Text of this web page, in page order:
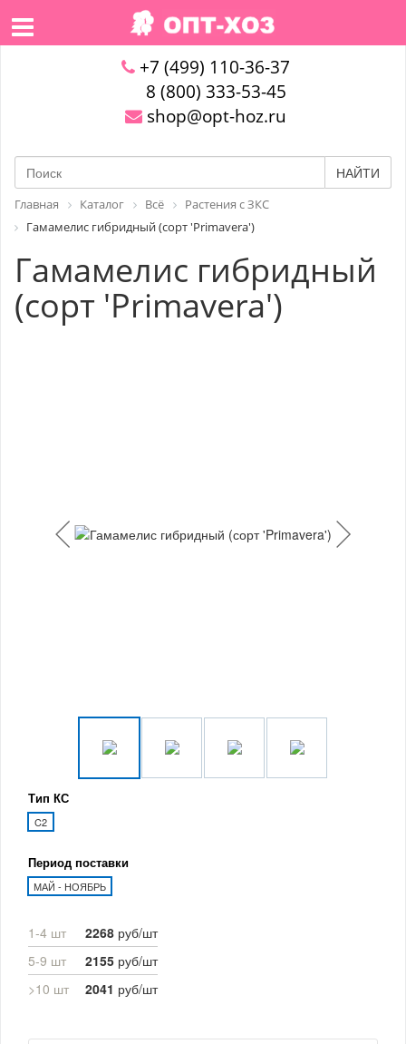
+7 (499) 110-36-37
8 (800) 333-53-45
shop@opt-hoz.ru
НАЙТИ
Главная Каталог Всё
Растения с ЗКС
Гамамелис гибридный (сорт 'Primavera')
Гамамелис гибридный
(сорт 'Primavera')
Тип КС
C2
Период поставки
МАЙ - НОЯБРЬ
1-4 шт 2268 руб/шт
5-9 шт
2155 руб/шт
>10 шт
2041 руб/шт